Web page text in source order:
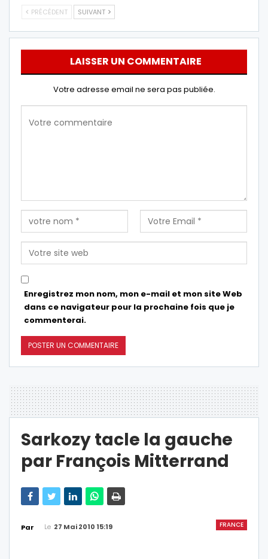
PRÉCÉDENT SUIVANT
LAISSER UN COMMENTAIRE
Votre adresse email ne sera pas publiée.
Enregistrez mon nom, mon e-mail et mon site Web
dans ce navigateur pour la prochaine fois que je
commenterai.
Sarkozy tacle la gauche
par François Mitterrand
FRANCE
Par Le 27 Mai 2010 15:19